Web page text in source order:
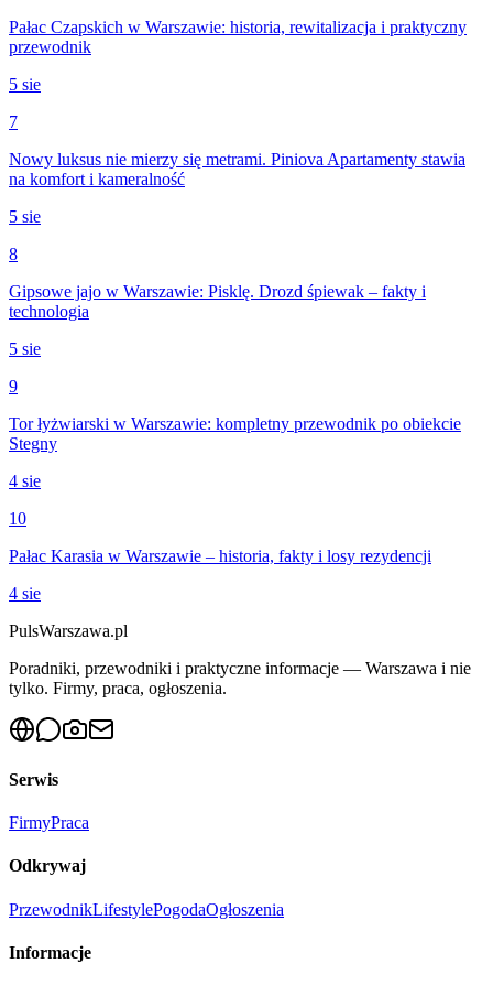
Pałac Czapskich w Warszawie: historia, rewitalizacja i praktyczny
przewodnik
5 sie
7
Nowy luksus nie mierzy się metrami. Piniova Apartamenty stawia
na komfort i kameralność
5 sie
8
Gipsowe jajo w Warszawie: Pisklę. Drozd śpiewak – fakty i
technologia
5 sie
9
Tor łyżwiarski w Warszawie: kompletny przewodnik po obiekcie
Stegny
4 sie
10
Pałac Karasia w Warszawie – historia, fakty i losy rezydencji
4 sie
PulsWarszawa.pl
Poradniki, przewodniki i praktyczne informacje — Warszawa i nie
tylko. Firmy, praca, ogłoszenia.
Serwis
FirmyPraca
Odkrywaj
PrzewodnikLifestylePogodaOgłoszenia
Informacje